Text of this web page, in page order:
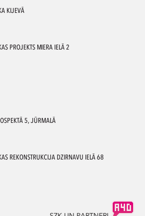
KIJEVĀ
PROJEKTS MIERA IELĀ 2
5, JŪRMALĀ
REKONSTRUKCIJA DZIRNAVU IELĀ 68